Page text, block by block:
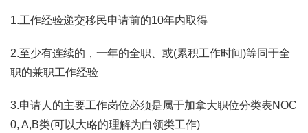
1.工作经验递交移民申请前的10年内取得
2.至少有连续的，一年的全职、或(累积工作时间)等同于全
职的兼职工作经验
3.申请人的主要工作岗位必须是属于加拿大职位分类表NOC
0, A,B类(可以大略的理解为白领类工作)